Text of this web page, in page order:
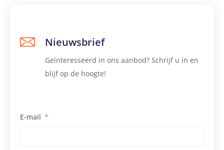
Nieuwsbrief
Geïnteresseerd in ons aanbod? Schrijf u in en
blijf op de hoogte!
E-mail